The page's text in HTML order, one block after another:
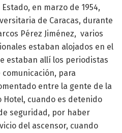
en marzo de 1954,
de Caracas, durante
Pérez Jiménez, varios
estaban alojados en el
estaban allí los periodistas
para
entre la gente de la
Hotel, cuando es detenido
seguridad, por haber
del ascensor, cuando